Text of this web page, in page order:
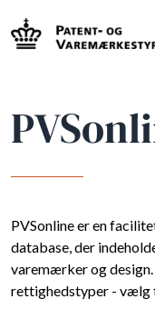
PVSonline er en
database, der
varemærker og
rettighedstyper - vælg